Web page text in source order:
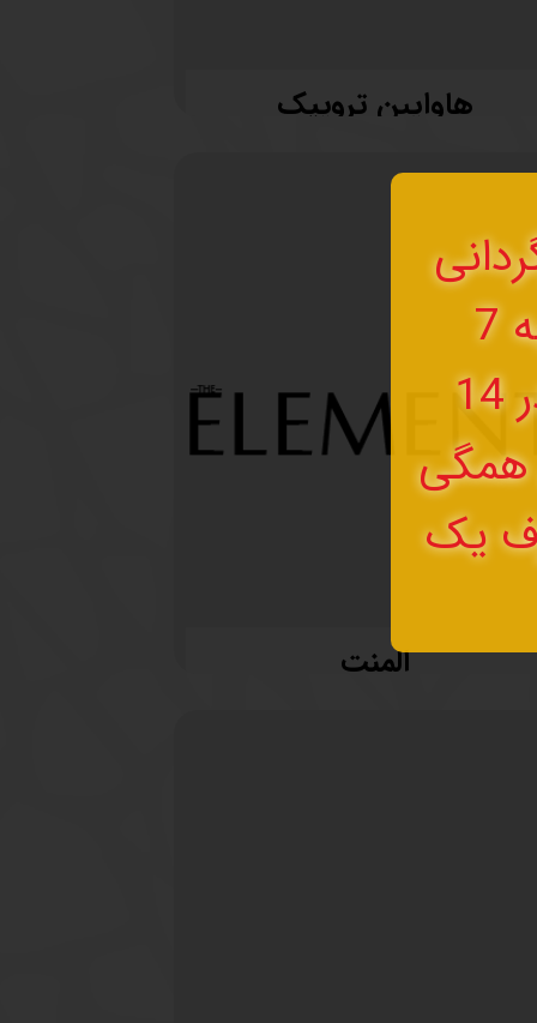
هاوایین تروپیک
المنت
سفارشات ثبت شده از تاریخ دوشنبه 7
فروردین ماه تا 13 فروردین همگی در 14
همگی
یک